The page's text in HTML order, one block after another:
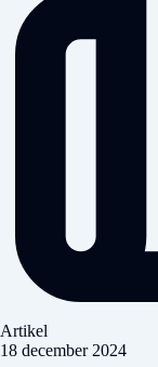
Artikel
18 december 2024